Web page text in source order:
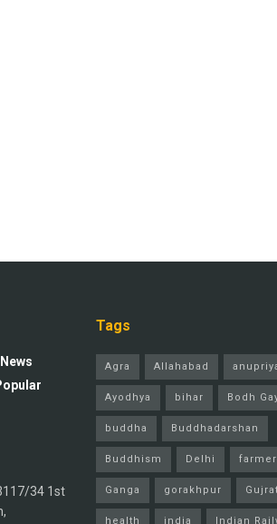
34 1st
Tags
Agra Allahabad
Ayodhya bihar Bodh
buddha Buddhadarshan
Buddhism Delhi
Ganga gorakhpur Gujrat
health india Indian